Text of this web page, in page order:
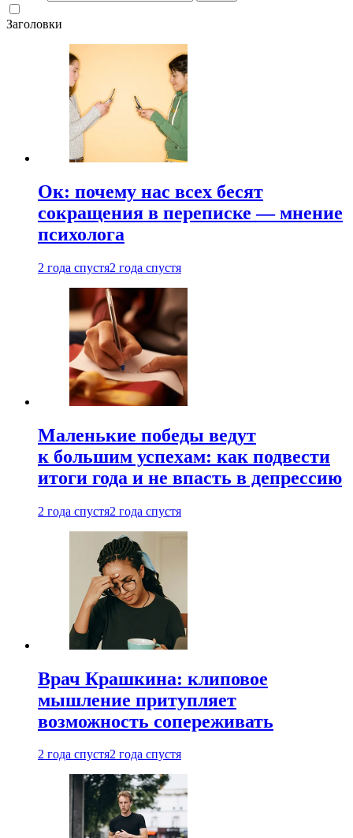
Заголовки
Ок: почему нас всех бесят
сокращения в переписке — мнение
психолога
2 года спустя2 года спустя
Маленькие победы ведут
к большим успехам: как подвести
итоги года и не впасть в депрессию
2 года спустя2 года спустя
Врач Крашкина: клиповое
мышление притупляет
возможность сопереживать
2 года спустя2 года спустя